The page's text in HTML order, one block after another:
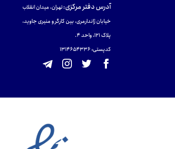
آدرس دفتر مرکزی:تهران، میدان انقلاب
خیابان ژاندارمری، بین کارگر و منیری جاوید،
پلاک 121، واحد ۴.
کدپستی: 131465433۶